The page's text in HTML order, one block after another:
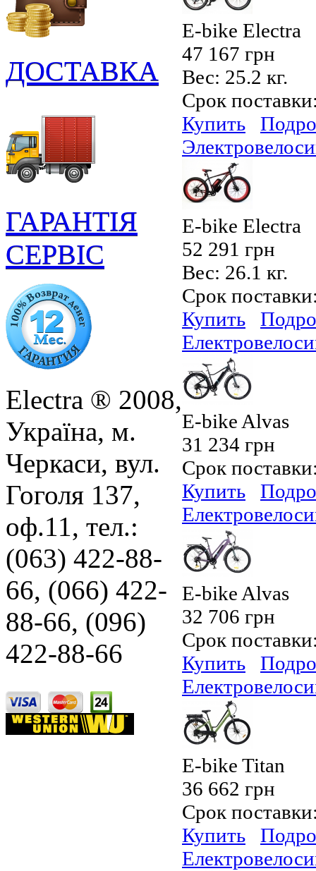
E-bike Electra
47 167 грн
Вес: 25.2 кг.
Срок
Купить
E-bike Electra
52 291 грн
Вес: 26.1 кг.
Срок
Купить
E-bike Alvas
31 234 грн
Срок
Купить
E-bike Alvas
32 706 грн
Срок
Купить
E-bike Titan
36 662 грн
Срок
Купить
ДОСТАВКА
ГАРАНТІЯ
СЕРВІС
Electra ® 2008,
Україна, м.
Черкаси, вул.
Гоголя 137,
оф.11, тел.:
(063) 422-88-
66, (066) 422-
88-66, (096)
422-88-66